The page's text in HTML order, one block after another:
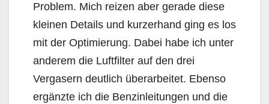
Problem. Mich reizen aber gerade diese
kleinen Details und kurzerhand ging es los
mit der Optimierung. Dabei habe ich unter
anderem die Luftfilter auf den drei
Vergasern deutlich überarbeitet. Ebenso
ergänzte ich die Benzinleitungen und die